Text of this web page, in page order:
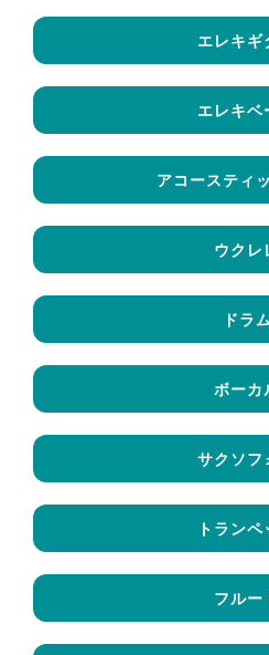
エレキギ
エレキベ
アコースティ
ウクレ
ドラム
ボーカ
サクソフ
トランペ
フルー